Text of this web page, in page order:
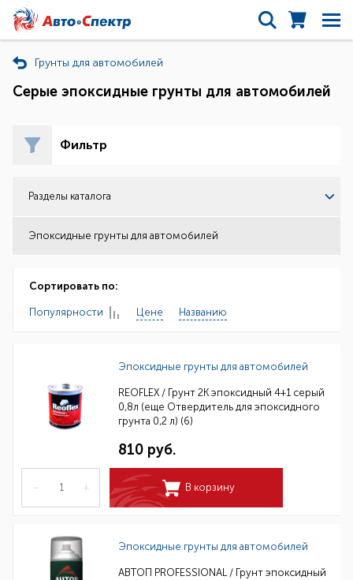
Грунты для автомобилей
Серые эпоксидные грунты для автомобилей
Фильтр
Разделы каталога
Эпоксидные грунты для автомобилей
Сортировать по:
Популярности Цене Названию
Эпоксидные грунты для автомобилей
REOFLEX / Грунт 2К эпоксидный 4+1 серый
0,8л (еще Отвердитель для эпоксидного
грунта 0,2 л) (6)
810 руб.
– + В корзину
Эпоксидные грунты для автомобилей
АВТОП PROFESSIONAL / Грунт эпоксидный